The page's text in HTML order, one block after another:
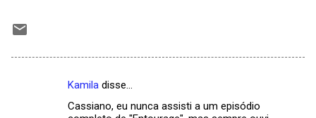
Kamila disse…
Cassiano, eu nunca assisti a um episódio